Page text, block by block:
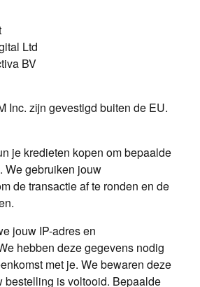
Ltd
BV
Inc. zijn gevestigd buiten de EU.
je kredieten kopen om bepaalde
We gebruiken jouw
de transactie af te ronden en de
jouw IP-adres en
hebben deze gegevens nodig
met je. We bewaren deze
bestelling is voltooid. Bepaalde